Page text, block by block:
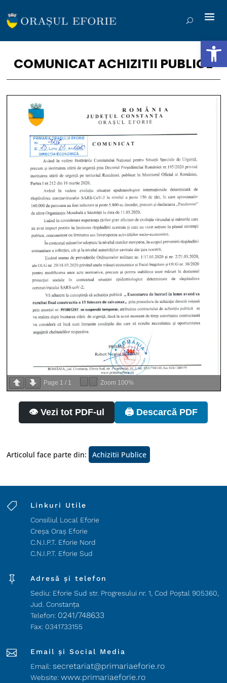
COMUNICAT ACHIZITII PUBLICE
Page 1 / 1 Zoom 100%
👁️ Vezi tot PDF-ul 🖨️ Descarcă PDF
Articolul face parte din: Achizitii Publice

Linkuri Utile
Consiliul Local Eforie
Creșa Oraș Eforie
C.N.I.P.T. Eforie Nord
C.N.I.P.T. Eforie Sud

Adresă și telefon
Sediu: Eforie Sud str. Progresului nr. 1, Cod Poştal 905360,
Jud. Constanţa
Telefon: 0241/748633
Fax: 0341733155

Email și Social Media
Email:secretariat@primariaeforie.ro
Website:www.primariaeforie.ro